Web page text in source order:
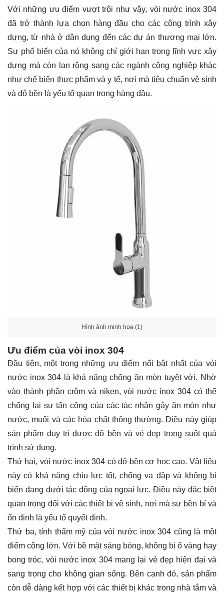
Với những ưu điểm vượt trội như vậy, vòi nước inox 304
đã trở thành lựa chọn hàng đầu cho các công trình xây
dựng, từ nhà ở dân dụng đến các dự án thương mại lớn.
Sự phổ biến của nó không chỉ giới hạn trong lĩnh vực xây
dựng mà còn lan rộng sang các ngành công nghiệp khác
như chế biến thực phẩm và y tế, nơi mà tiêu chuẩn vệ sinh
và độ bền là yếu tố quan trọng hàng đầu.
Hình ảnh minh họa (1)
Ưu điểm của vòi inox 304
Đầu tiên, một trong những ưu điểm nổi bật nhất của vòi
nước inox 304 là khả năng chống ăn mòn tuyệt vời. Nhờ
vào thành phần crôm và niken, vòi nước inox 304 có thể
chống lại sự tấn công của các tác nhân gây ăn mòn như
nước, muối và các hóa chất thông thường. Điều này giúp
sản phẩm duy trì được độ bền và vẻ đẹp trong suốt quá
trình sử dụng.
Thứ hai, vòi nước inox 304 có độ bền cơ học cao. Vật liệu
này có khả năng chịu lực tốt, chống va đập và không bị
biến dạng dưới tác động của ngoại lực. Điều này đặc biệt
quan trọng đối với các thiết bị vệ sinh, nơi mà sự bền bỉ và
ổn định là yếu tố quyết định.
Thứ ba, tính thẩm mỹ của vòi nước inox 304 cũng là một
điểm cộng lớn. Với bề mặt sáng bóng, không bị ố vàng hay
bong tróc, vòi nước inox 304 mang lại vẻ đẹp hiện đại và
sang trọng cho không gian sống. Bên cạnh đó, sản phẩm
còn dễ dàng kết hợp với các thiết bị khác trong nhà tắm và